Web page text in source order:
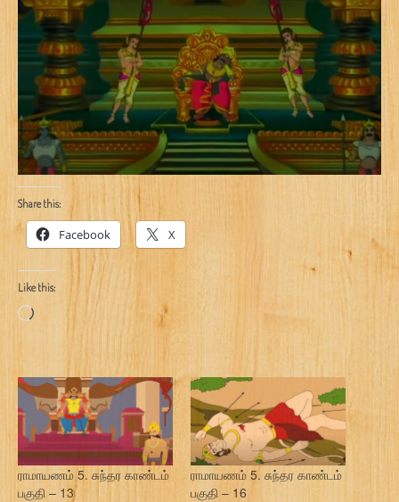
Share this:
Facebook X
Like this:
Loading…
ராமாயணம் 5. சுந்தர காண்டம்
பகுதி – 13
ராமாயணம் 5. சுந்தர காண்டம்
பகுதி – 16